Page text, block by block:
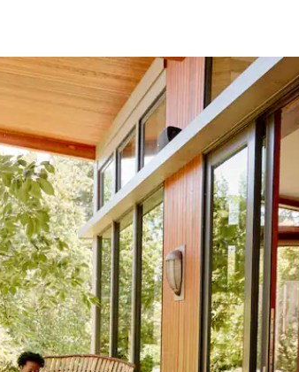
de las flechas hacia arriba y hacia abajo, o bien